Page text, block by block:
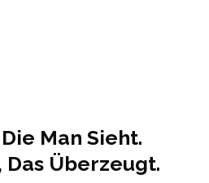
Man Sieht.
Überzeugt.